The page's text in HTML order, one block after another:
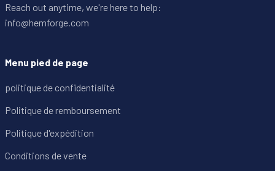
Reach out anytime, we're here to help:
info@hemforge.com
Menu pied de page
politique de confidentialité
Politique de remboursement
Politique d'expédition
Conditions de vente